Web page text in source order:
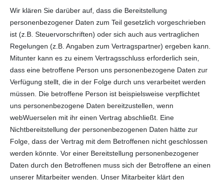
Wir klären Sie darüber auf, dass die Bereitstellung
personenbezogener Daten zum Teil gesetzlich vorgeschrieben
ist (z.B. Steuervorschriften) oder sich auch aus vertraglichen
Regelungen (z.B. Angaben zum Vertragspartner) ergeben kann.
Mitunter kann es zu einem Vertragsschluss erforderlich sein,
dass eine betroffene Person uns personenbezogene Daten zur
Verfügung stellt, die in der Folge durch uns verarbeitet werden
müssen. Die betroffene Person ist beispielsweise verpflichtet
uns personenbezogene Daten bereitzustellen, wenn
webWuerselen mit ihr einen Vertrag abschließt. Eine
Nichtbereitstellung der personenbezogenen Daten hätte zur
Folge, dass der Vertrag mit dem Betroffenen nicht geschlossen
werden könnte. Vor einer Bereitstellung personenbezogener
Daten durch den Betroffenen muss sich der Betroffene an einen
unserer Mitarbeiter wenden. Unser Mitarbeiter klärt den